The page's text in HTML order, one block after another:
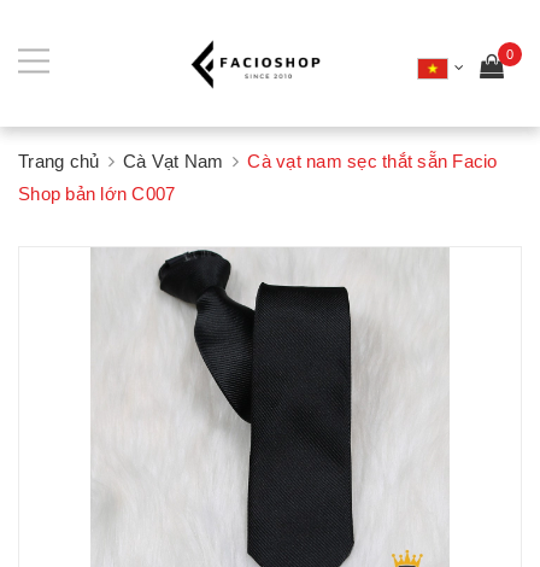
0
Trang chủ Cà Vạt Nam
Cà vạt nam sẹc thắt sẵn Facio
Shop bản lớn C007